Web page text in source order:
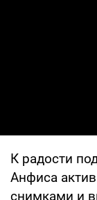
К радости
Анфиса
снимками и